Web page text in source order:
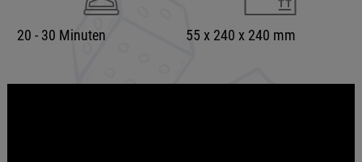
20 - 30 Minuten 55 x 240 x 240 mm